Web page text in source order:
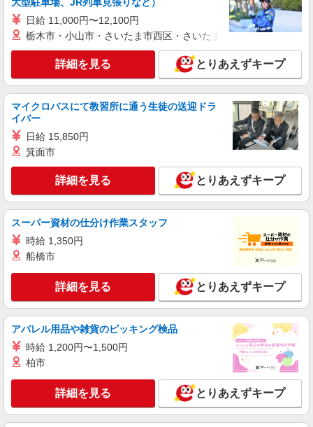
アルバイト パート
株式会社HITOWA フードサービスカンパニー
福祉施設での調理員【アルバイト・パート】
時給1,400円以上 ※経験によりスタート時給は
変動します。 ※AP評価制度：あり 年1回の評価
志）：あり 年2回。勤続年数により金額UP。
シニアフォレスト横浜戸塚 （神奈川県横浜市
戸塚区俣野町461）
詳細を見る
株式会社HITOWA フードサービスカンパニー
学校給食の栄養士【正社員】
月給21万5,000円〜25万円 学校給食経験者は優
遇★ ※給与は経験や前職給与に応じて決定しま
横浜市戸塚区内学校 （神奈川県横浜市戸塚区
キープ 詳細を見る
アルバイト パート
ケンタッキーフライドチキン サミット戸塚踊場店
カウンター・キッチンスタッフ ＜優先募集日
時給1250円 ＜高校生＞時給1230円
神奈川県横浜市戸塚区汲沢2-1
日給 11,000円〜12,100円
栃木市・小山市・さいたま市西区・さいたま市岩槻区・久喜市・
詳細を見る とりあえずキープ
マイクロバスにて教習所に通う生徒の送迎ドラ
イバー
日給 15,850円
箕面市
詳細を見る とりあえずキープ
スーパー資材の仕分け作業スタッフ
時給 1,350円
船橋市
詳細を見る とりあえずキープ
アパレル用品や雑貨のピッキング検品
時給 1,200円〜1,500円
柏市
詳細を見る とりあえずキープ